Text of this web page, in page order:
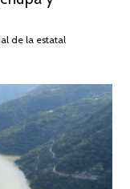
de la estatal